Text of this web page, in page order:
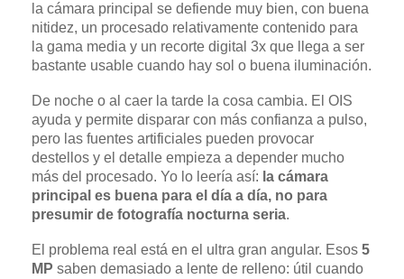
la cámara principal se defiende muy bien, con buena
nitidez, un procesado relativamente contenido para
la gama media y un recorte digital 3x que llega a ser
bastante usable cuando hay sol o buena iluminación.
De noche o al caer la tarde la cosa cambia. El OIS
ayuda y permite disparar con más confianza a pulso,
pero las fuentes artificiales pueden provocar
destellos y el detalle empieza a depender mucho
más del procesado. Yo lo leería así: la cámara
principal es buena para el día a día, no para
presumir de fotografía nocturna seria.
El problema real está en el ultra gran angular. Esos 5
MP saben demasiado a lente de relleno: útil cuando